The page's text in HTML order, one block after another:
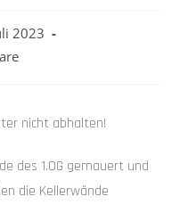
2023
nicht abhalten!
des 1.OG gemauert und
die Kellerwände